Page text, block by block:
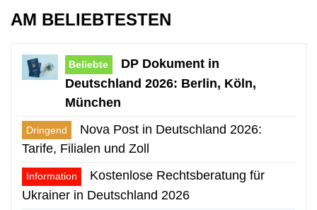
AM BELIEBTESTEN
Beliebte
DP Dokument in
Deutschland 2026: Berlin, Köln,
München
Dringend
Nova Post in Deutschland 2026:
Tarife, Filialen und Zoll
Information
Kostenlose Rechtsberatung für
Ukrainer in Deutschland 2026